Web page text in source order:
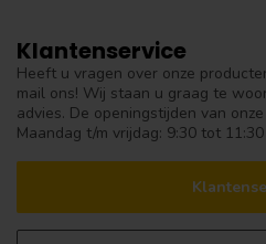
Klantenservice
Heeft u vragen over onze
mail ons! Wij staan u graag te
advies. De openingstijden van
Maandag t/m vrijdag: 9:30 tot